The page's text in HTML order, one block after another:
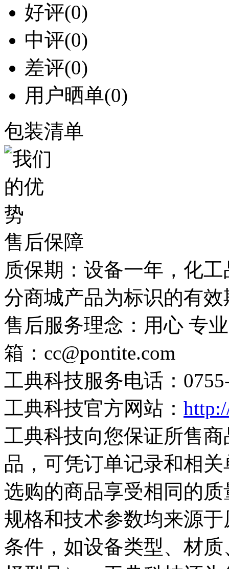
好评(0)
中评(0)
差评(0)
用户晒单(0)
包装清单
售后保障
质保期：设备一年，化
分商城产品为标识的有效
售后服务理念：用心 专
箱：cc@pontite.com
工典科技服务电话：
工典科技官方网站：
工典科技向您保证所售
品，可凭订单记录和相
选购的商品享受相同的
规格和技术参数均来源
条件，如设备类型、材